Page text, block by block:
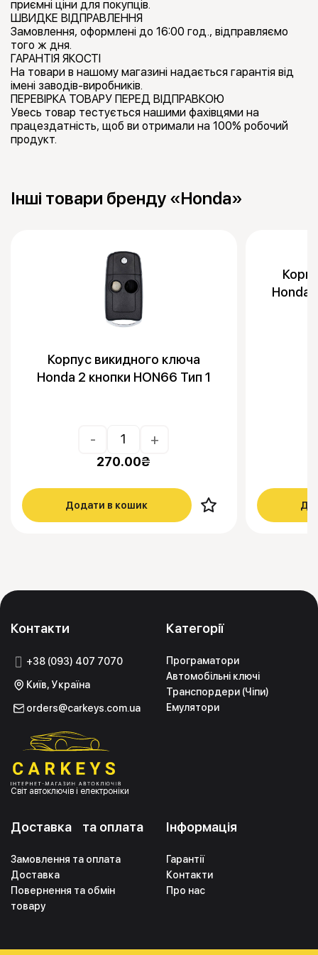
приємні ціни для покупців.
ШВИДКЕ ВІДПРАВЛЕННЯ
Замовлення, оформлені до 16:00 год., відправляємо
того ж дня.
ГАРАНТІЯ ЯКОСТІ
На товари в нашому магазині надається гарантія від
імені заводів-виробників.
ПЕРЕВІРКА ТОВАРУ ПЕРЕД ВІДПРАВКОЮ
Увесь товар тестується нашими фахівцями на
працездатність, щоб ви отримали на 100% робочий
продукт.
Інші товари бренду «Honda»
Корпус викидного ключа
Honda 2 кнопки HON66 Тип 1
- +
270.00₴
Додати в кошик
Honda
Контакти
+38 (093) 407 7070
Київ, Україна
orders@carkeys.com.ua
Світ автоключів і електроніки
Категорії
Програматори
Автомобільні ключі
Транспордери (Чіпи)
Емулятори
Інформація
Гарантії
Контакти
Про нас
Доставка та оплата
Замовлення та оплата
Доставка
Повернення та обмін
товару